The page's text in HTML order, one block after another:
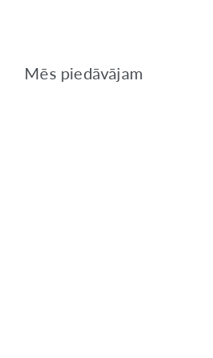
Mēs piedāvājam